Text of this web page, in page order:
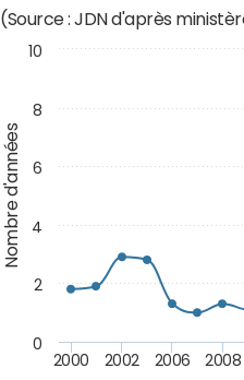
Nombre d'années
(Source : JDN d'après
2000 2002 2006 2008
0
2
4
6
8
10